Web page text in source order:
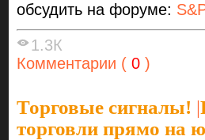
обсудить на форуме:
1.3К
Комментарии ( 0 )
Торговые сигналы! |
торговли прямо на